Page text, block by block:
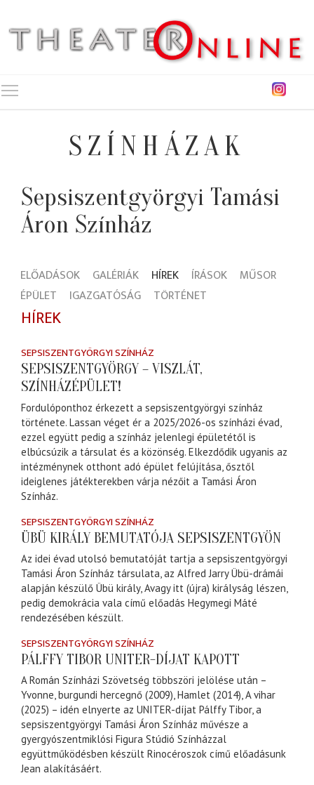
SZÍNHÁZAK
Sepsiszentgyörgyi Tamási
Áron Színház
ELŐADÁSOK GALÉRIÁK HÍREK ÍRÁSOK
MŰSOR
ÉPÜLET
IGAZGATÓSÁG TÖRTÉNET
HÍREK
SEPSISZENTGYÖRGYI SZÍNHÁZ
SEPSISZENTGYÖRGY – VISZLÁT,
SZÍNHÁZÉPÜLET!
Fordulóponthoz érkezett a sepsiszentgyörgyi színház
története. Lassan véget ér a 2025/2026-os színházi évad,
ezzel együtt pedig a színház jelenlegi épületétől is
elbúcsúzik a társulat és a közönség. Elkezdődik ugyanis az
intézménynek otthont adó épület felújítása, ősztől
ideiglenes játékterekben várja nézőit a Tamási Áron
Színház.
SEPSISZENTGYÖRGYI SZÍNHÁZ
ÜBÜ KIRÁLY BEMUTATÓJA SEPSISZENTGYÖN
Az idei évad utolsó bemutatóját tartja a sepsiszentgyörgyi
Tamási Áron Színház társulata, az Alfred Jarry Übü-drámái
alapján készülő Übü király, Avagy itt (újra) királyság lészen,
pedig demokrácia vala című előadás Hegymegi Máté
rendezésében készült.
SEPSISZENTGYÖRGYI SZÍNHÁZ
PÁLFFY TIBOR UNITER-DÍJAT KAPOTT
A Román Színházi Szövetség többszöri jelölése után –
Yvonne, burgundi hercegnő (2009), Hamlet (2014), A vihar
(2025) – idén elnyerte az UNITER-díjat Pálffy Tibor, a
sepsiszentgyörgyi Tamási Áron Színház művésze a
gyergyószentmiklósi Figura Stúdió Színházzal
együttműködésben készült Rinocéroszok című előadásunk
Jean alakításáért.